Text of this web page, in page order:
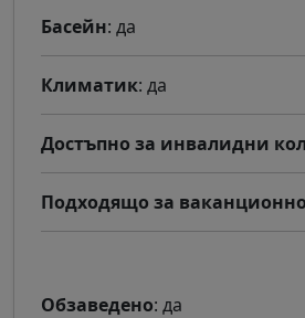
Басейн: да
Климатик: да
Достъпно за инвалидни
Подходящо за
Обзаведено: да